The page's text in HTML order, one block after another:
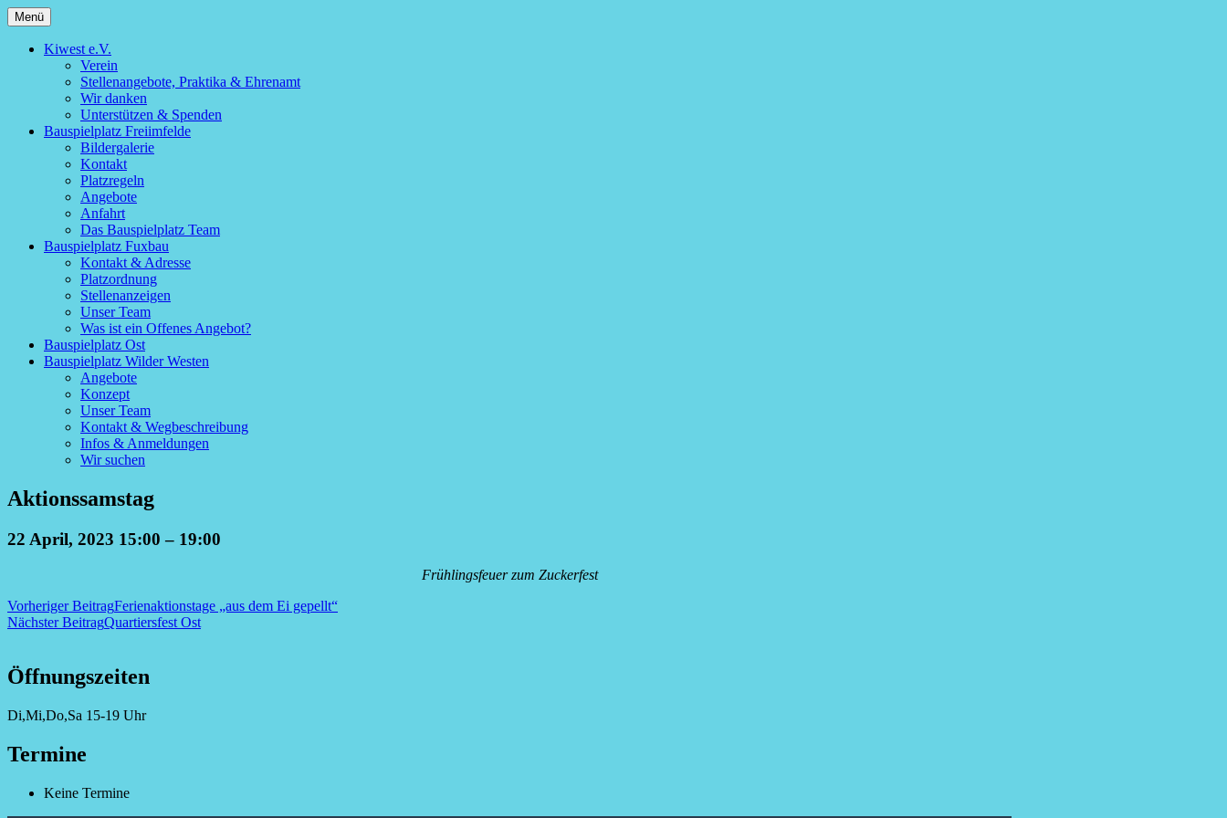
Zum
Inhalt
springen
kiwest.org
Menü
Kiwest e.V.
Verein
Stellenangebote, Praktika & Ehrenamt
Wir danken
Unterstützen & Spenden
Bauspielplatz Freiimfelde
Bildergalerie
Kontakt
Platzregeln
Angebote
Anfahrt
Das Bauspielplatz Team
Bauspielplatz Fuxbau
Kontakt & Adresse
Platzordnung
Stellenanzeigen
Unser Team
Was ist ein Offenes Angebot?
Bauspielplatz Ost
Bauspielplatz Wilder Westen
Angebote
Konzept
Unser Team
Kontakt & Wegbeschreibung
Infos & Anmeldungen
Wir suchen
Aktionssamstag
22 April, 2023 15:00 – 19:00
Frühlingsfeuer zum Zuckerfest
Beitragsnavigation
Vorheriger BeitragFerienaktionstage „aus dem Ei gepellt“
Nächster BeitragQuartiersfest Ost
Öffnungszeiten
Di,Mi,Do,Sa 15-19 Uhr
Termine
Keine Termine